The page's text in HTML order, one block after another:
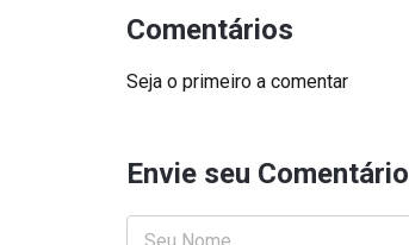
Comentários
Seja o primeiro a comentar
Envie seu Comentário